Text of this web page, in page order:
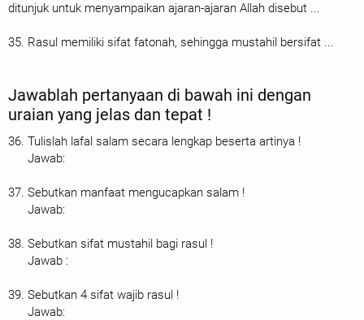
ditunjuk untuk menyampaikan ajaran-ajaran Allah disebut ...
35. Rasul memiliki sifat fatonah, sehingga mustahil bersifat ...
Jawablah pertanyaan di bawah ini dengan
uraian yang jelas dan tepat !
36. Tulislah lafal salam secara lengkap beserta artinya !
Jawab:
37. Sebutkan manfaat mengucapkan salam !
Jawab:
38. Sebutkan sifat mustahil bagi rasul !
Jawab :
39. Sebutkan 4 sifat wajib rasul !
Jawab: